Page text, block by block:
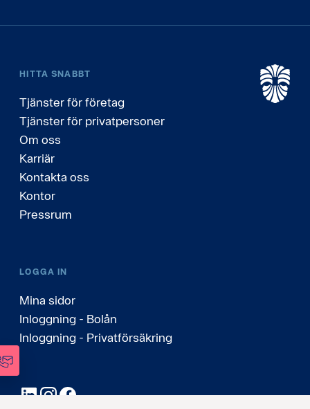
HITTA SNABBT
Tjänster för företag
Tjänster för privatpersoner
Om oss
Karriär
Kontakta oss
Kontor
Pressrum
LOGGA IN
Mina sidor
Inloggning - Bolån
Inloggning - Privatförsäkring
LinkedInInstagram